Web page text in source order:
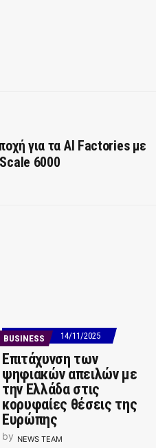
για τα AI Factories με
6000
BUSINESS 14/11/2025
Επιτάχυνση των
ψηφιακών απειλών με
την Ελλάδα στις
κορυφαίες θέσεις της
Ευρώπης
by NEWS TEAM